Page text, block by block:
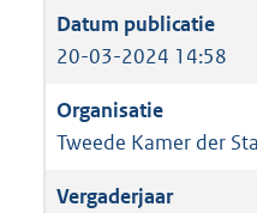
20-03-2024 14:58
Tweede Kamer der